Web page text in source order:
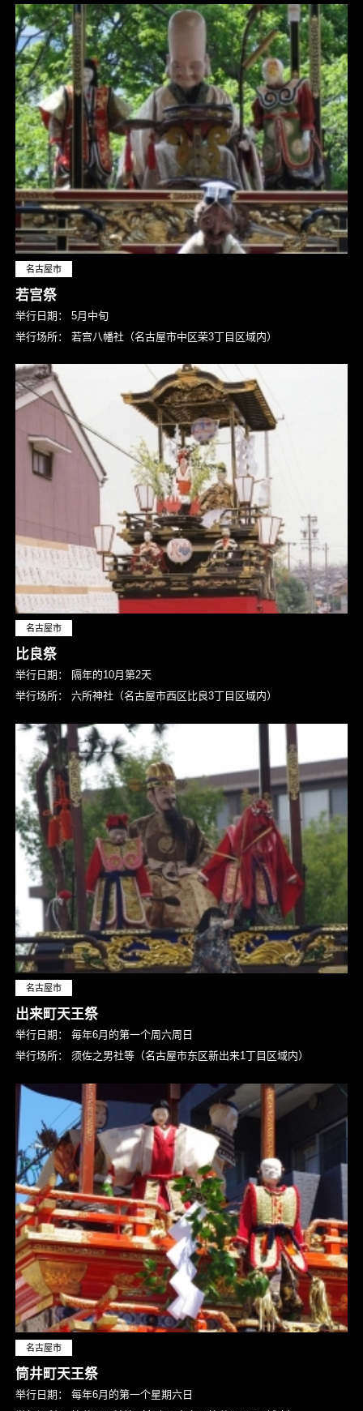
名古屋市
若宫祭
举行日期： 5月中旬
举行场所： 若宫八幡社（名古屋市中区荣3丁目区域内）
名古屋市
比良祭
举行日期： 隔年的10月第2天
举行场所： 六所神社（名古屋市西区比良3丁目区域内）
名古屋市
出来町天王祭
举行日期： 毎年6月的第一个周六周日
举行场所： 须佐之男社等（名古屋市东区新出来1丁目区域内）
名古屋市
筒井町天王祭
举行日期： 每年6月的第一个星期六日